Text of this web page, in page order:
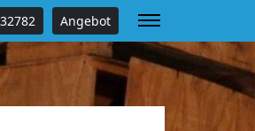
Angebot